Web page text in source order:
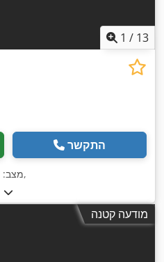
1 / 13
התקשר
מצב:,
מודעה קטנה